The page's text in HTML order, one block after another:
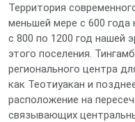
Территория
меньшей мере с 600
с 800 по 1200 год нашей
этого поселения.
регионального центра
как Теотиуакан и
расположение на
связывающих